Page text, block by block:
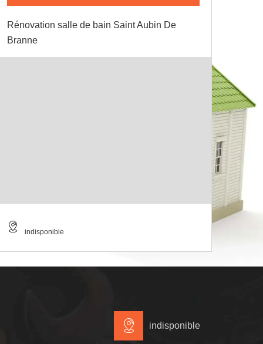
Rénovation salle de bain Saint Aubin De
Branne
indisponible
indisponible